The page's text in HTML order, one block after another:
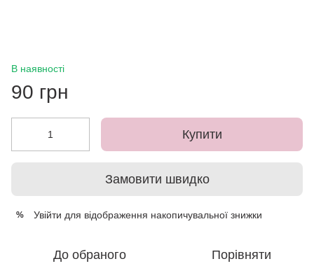
В наявності
90 грн
Купити
Замовити швидко
% Увійти для відображення накопичувальної знижки
До обраного Порівняти